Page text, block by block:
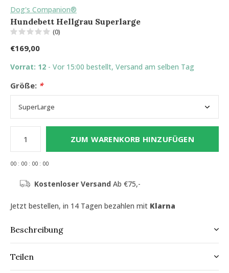
Dog's Companion®
Hundebett Hellgrau Superlarge
(0)
€169,00
Vorrat: 12 - Vor 15:00 bestellt, Versand am selben Tag
Größe: *
ZUM WARENKORB HINZUFÜGEN
00 : 00 : 00 : 00
Kostenloser Versand Ab €75,-
Jetzt bestellen, in 14 Tagen bezahlen mit Klarna
Beschreibung
Teilen